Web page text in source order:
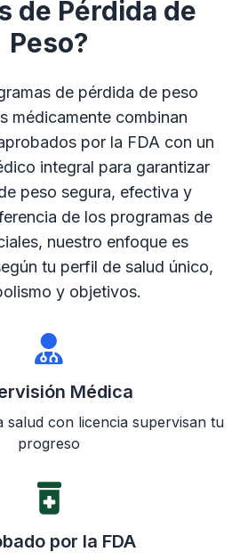
de Pérdida de
Peso?
de pérdida de peso
médicamente combinan
por la FDA con un
integral para garantizar
peso segura, efectiva y
de los programas de
nuestro enfoque es
tu perfil de salud único,
y objetivos.
Médica
salud con licencia supervisan tu
progreso
por la FDA